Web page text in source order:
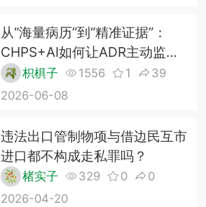
从“海量病历”到“精准证据”：
CHPS+AI如何让ADR主动监测
效率倍增？——某三甲医院应用
案例
枳椇子 1556 1
39
2026-06-08
违法出口管制物项与借边民互市
进口都不构成走私罪吗？
楮实子 329 0
0
2026-04-20